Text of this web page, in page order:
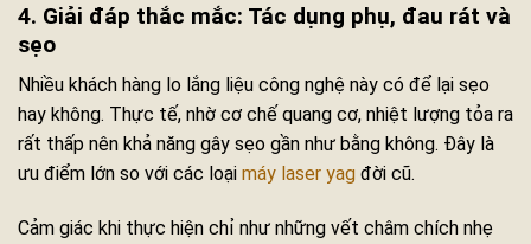
4. Giải đáp thắc mắc: Tác dụng phụ, đau rát và
sẹo
Nhiều khách hàng lo lắng liệu công nghệ này có để lại sẹo
hay không. Thực tế, nhờ cơ chế quang cơ, nhiệt lượng tỏa ra
rất thấp nên khả năng gây sẹo gần như bằng không. Đây là
ưu điểm lớn so với các loại máy laser yag đời cũ.
Cảm giác khi thực hiện chỉ như những vết châm chích nhẹ